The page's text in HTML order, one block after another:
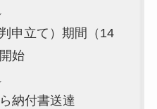
立て）期間（14
始
納付書送達